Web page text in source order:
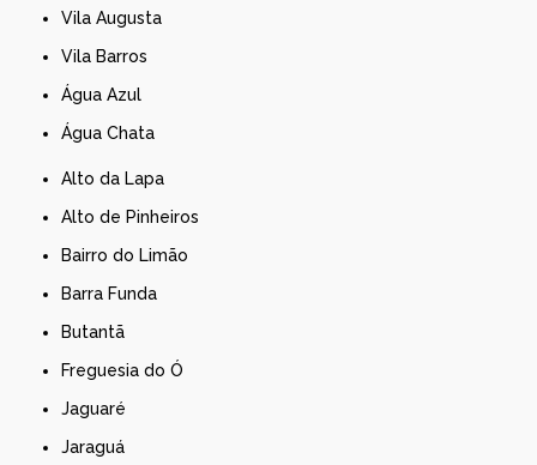
Vila Augusta
Vila Barros
Água Azul
Água Chata
Alto da Lapa
Alto de Pinheiros
Bairro do Limão
Barra Funda
Butantã
Freguesia do Ó
Jaguaré
Jaraguá